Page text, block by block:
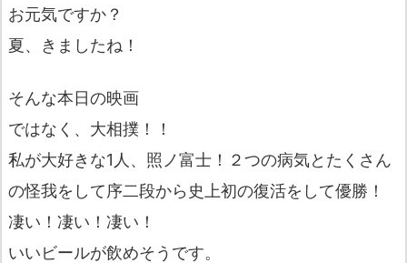
お元気ですか？
夏、きましたね！
そんな本日の映画
ではなく、大相撲！！
私が大好きな1人、照ノ富士！２つの病気とたくさん
の怪我をして序二段から史上初の復活をして優勝！
凄い！凄い！凄い！
いいビールが飲めそうです。